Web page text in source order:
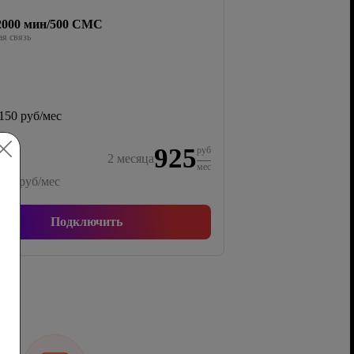
мин/500 СМС
связь
руб/мес
2 месяца925руб
мес
руб/мес
Подключить